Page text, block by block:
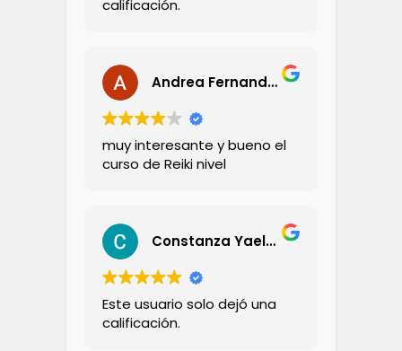
calificación.
Andrea Fernandez
muy interesante y bueno el
curso de Reiki nivel
Constanza Yael Aravena Zambrano
Este usuario solo dejó una
calificación.